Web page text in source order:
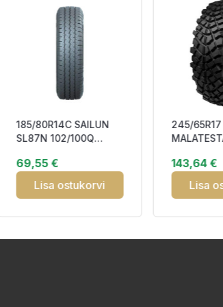
185/80R14C SAILUN
SL87N 102/100Q
69,55 €
Lisa ostukorvi
245/65R17
143,64 €
Lisa